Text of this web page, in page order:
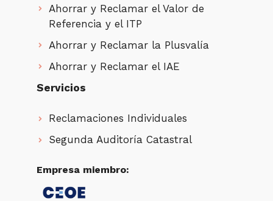
Ahorrar y Reclamar el Valor de
Referencia y el ITP
Ahorrar y Reclamar la Plusvalía
Ahorrar y Reclamar el IAE
Servicios
Reclamaciones Individuales
Segunda Auditoría Catastral
Empresa miembro: